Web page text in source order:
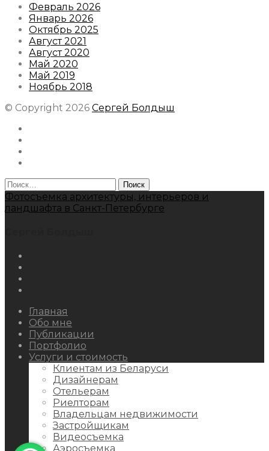
Февраль 2026
Январь 2026
Октябрь 2025
Август 2021
Август 2020
Май 2020
Май 2019
Ноябрь 2018
© Copyright 2026 Сергей Болдыш
Найти:
Фотосъемка архитектуры, интерьеров и
ландшафта в Санкт-Петербурге
Главная
Обо мне
Публикации
Портфолио
Услуги и стоимость
Клиентам из Беларуси
Дизайнерам
Отельерам
Риелторам
Владельцам недвижимости
Застройщикам
Видеосъемка
Аэросъемка